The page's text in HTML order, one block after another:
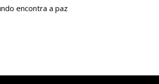
encontra a paz